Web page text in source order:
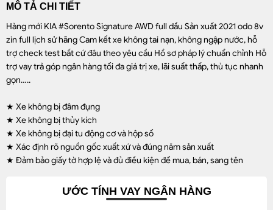
MÔ TẢ CHI TIẾT
Hàng mới KIA #Sorento Signature AWD full dầu Sản xuất 2021 odo 8v
zin full lịch sử hãng Cam kết xe không tai nạn, không ngập nước, hỗ
trợ check test bất cứ đâu theo yêu cầu Hồ sơ pháp lý chuẩn chỉnh Hỗ
trợ vay trả góp ngân hàng tối đa giá trị xe, lãi suất thấp, thủ tục nhanh
gọn…..
★ Xe không bị đâm đụng
★ Xe không bị thủy kích
★ Xe không bị đại tu động cơ và hộp số
★ Xác định rõ nguồn gốc xuất xứ và đúng năm sản xuất
★ Đảm bảo giấy tờ hợp lệ và đủ điều kiện để mua, bán, sang tên
ƯỚC TÍNH VAY NGÂN HÀNG